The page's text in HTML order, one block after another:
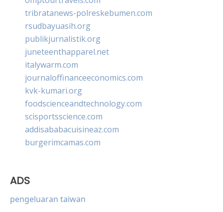
tribratanews-polreskebumen.com
rsudbayuasih.org
publikjurnalistik.org
juneteenthapparel.net
italywarm.com
journaloffinanceeconomics.com
kvk-kumari.org
foodscienceandtechnology.com
scisportsscience.com
addisababacuisineaz.com
burgerimcamas.com
ADS
pengeluaran taiwan